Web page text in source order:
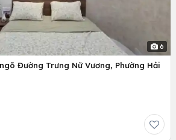
6
Đường Trưng Nữ Vương, Phường Hải